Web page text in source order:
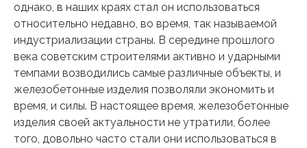
однако, в наших краях стал он использоваться
относительно недавно, во время, так называемой
индустриализации страны. В середине прошлого
века советским строителями активно и ударными
темпами возводились самые различные объекты, и
железобетонные изделия позволяли экономить и
время, и силы. В настоящее время, железобетонные
изделия своей актуальности не утратили, более
того, довольно часто стали они использоваться в